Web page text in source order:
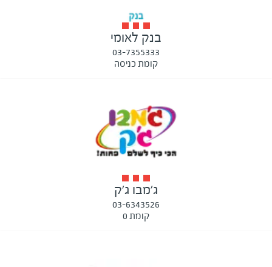
בנק לאומי
03-7355333
קומת כניסה
ג'מבו ג'ק
03-6343526
קומת 0